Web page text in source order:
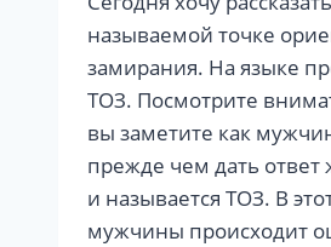
называемой точке
замирания. На языке
ТОЗ. Посмотрите
вы заметите как
прежде чем дать ответ
и называется ТОЗ. В
мужчины происходит